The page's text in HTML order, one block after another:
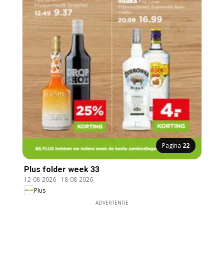
Pagina 22
Plus folder week 33
12-08-2026- 18-08-2026
Plus
ADVERTENTIE